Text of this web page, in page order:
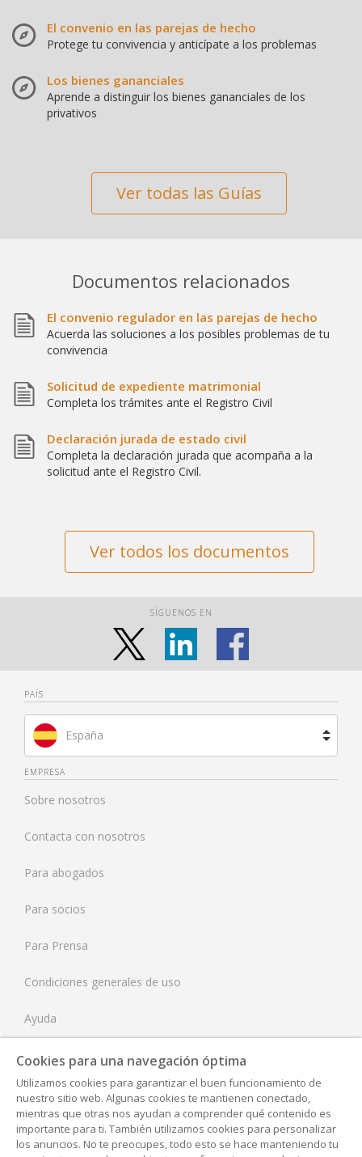
El convenio en las parejas de hecho
Protege tu convivencia y anticípate a los problemas
Los bienes gananciales
Aprende a distinguir los bienes gananciales de los
privativos
Ver todas las Guías
Documentos relacionados
El convenio regulador en las parejas de hecho
Acuerda las soluciones a los posibles problemas de tu
convivencia
Solicitud de expediente matrimonial
Completa los trámites ante el Registro Civil
Declaración jurada de estado civil
Completa la declaración jurada que acompaña a la
solicitud ante el Registro Civil.
Ver todos los documentos
SÍGUENOS EN
PAÍS
España
Francia
Países Bajos
Reino Unido
Estados Unidos
EMPRESA
Sobre nosotros
Contacta con nosotros
Para abogados
Para socios
Para Prensa
Condiciones generales de uso
Ayuda
Tarifas
Aviso Legal
Política de Privacidad
Cookies para una navegación óptima
Utilizamos cookies para garantizar el buen funcionamiento de
nuestro sitio web. Algunas cookies te mantienen conectado,
mientras que otras nos ayudan a comprender qué contenido es
importante para ti. También utilizamos cookies para personalizar
los anuncios. No te preocupes, todo esto se hace manteniendo tu